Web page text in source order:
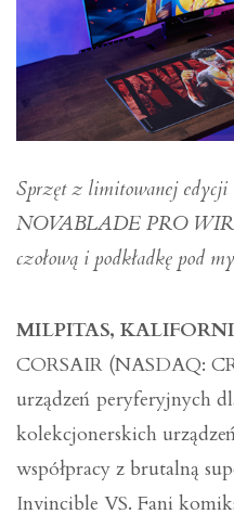
Sprzęt z limitowanej edycji
NOVABLADE PRO
czołową i podkładkę pod
MILPITAS,
CORSAIR (NASDAQ:
urządzeń peryferyjnych
kolekcjonerskich
współpracy z brutalną
Invincible VS. Fani